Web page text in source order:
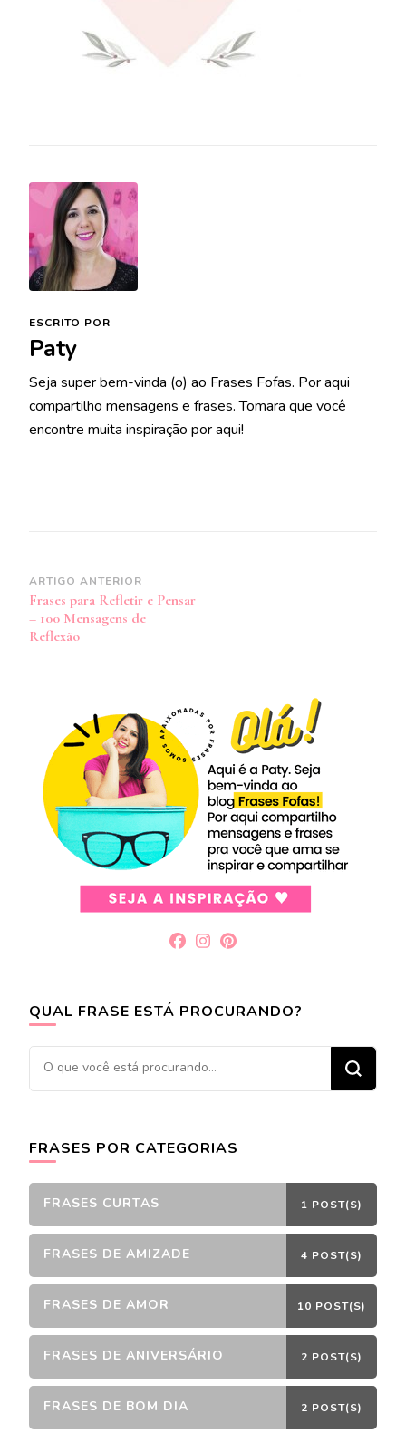
ESCRITO POR
Paty
Seja super bem-vinda (o) ao Frases Fofas. Por aqui
compartilho mensagens e frases. Tomara que você
encontre muita inspiração por aqui!
Navegação
de
post
ARTIGO ANTERIOR
Frases para Refletir e Pensar
– 100 Mensagens de
Reflexão
QUAL FRASE ESTÁ PROCURANDO?
Procurando
algo?
FRASES POR CATEGORIAS
FRASES CURTAS 1 POST(S)
FRASES DE AMIZADE 4 POST(S)
FRASES DE AMOR 10 POST(S)
FRASES DE ANIVERSÁRIO 2 POST(S)
FRASES DE BOM DIA 2 POST(S)